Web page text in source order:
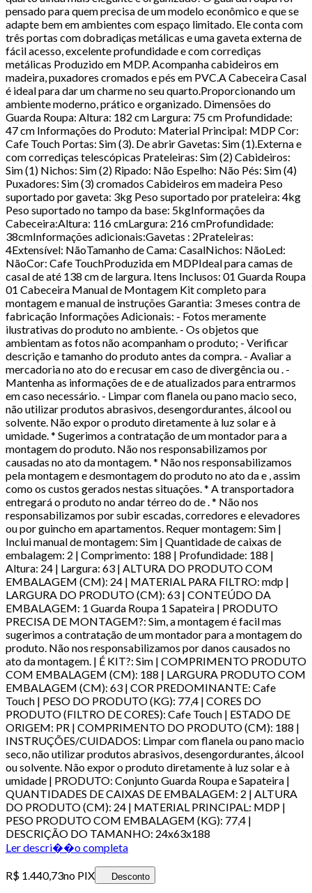
pensado para quem precisa de um modelo econômico e que se
adapte bem em ambientes com espaço limitado. Ele conta com
três portas com dobradiças metálicas e uma gaveta externa de
fácil acesso, excelente profundidade e com corrediças
metálicas Produzido em MDP. Acompanha cabideiros em
madeira, puxadores cromados e pés em PVC.A Cabeceira Casal
é ideal para dar um charme no seu quarto.Proporcionando um
ambiente moderno, prático e organizado. Dimensões do
Guarda Roupa: Altura: 182 cm Largura: 75 cm Profundidade:
47 cm Informações do Produto: Material Principal: MDP Cor:
Cafe Touch Portas: Sim (3). De abrir Gavetas: Sim (1).Externa e
com corrediças telescópicas Prateleiras: Sim (2) Cabideiros:
Sim (1) Nichos: Sim (2) Ripado: Não Espelho: Não Pés: Sim (4)
Puxadores: Sim (3) cromados Cabideiros em madeira Peso
suportado por gaveta: 3kg Peso suportado por prateleira: 4kg
Peso suportado no tampo da base: 5kgInformações da
Cabeceira:Altura: 116 cmLargura: 216 cmProfundidade:
38cmInformações adicionais:Gavetas : 2Prateleiras:
4Extensível: NãoTamanho de Cama: CasalNichos: NãoLed:
NãoCor: Cafe TouchProduzida em MDPIdeal para camas de
casal de até 138 cm de largura. Itens Inclusos: 01 Guarda Roupa
01 Cabeceira Manual de Montagem Kit completo para
montagem e manual de instruções Garantia: 3 meses contra de
fabricação Informações Adicionais: - Fotos meramente
ilustrativas do produto no ambiente. - Os objetos que
ambientam as fotos não acompanham o produto; - Verificar
descrição e tamanho do produto antes da compra. - Avaliar a
mercadoria no ato do e recusar em caso de divergência ou . -
Mantenha as informações de e de atualizados para entrarmos
em caso necessário. - Limpar com flanela ou pano macio seco,
não utilizar produtos abrasivos, desengordurantes, álcool ou
solvente. Não expor o produto diretamente à luz solar e à
umidade. * Sugerimos a contratação de um montador para a
montagem do produto. Não nos responsabilizamos por
causadas no ato da montagem. * Não nos responsabilizamos
pela montagem e desmontagem do produto no ato da e , assim
como os custos gerados nestas situações. * A transportadora
entregará o produto no andar térreo do de . * Não nos
responsabilizamos por subir escadas, corredores e elevadores
ou por guincho em apartamentos. Requer montagem: Sim |
Inclui manual de montagem: Sim | Quantidade de caixas de
embalagem: 2 | Comprimento: 188 | Profundidade: 188 |
Altura: 24 | Largura: 63 | ALTURA DO PRODUTO COM
EMBALAGEM (CM): 24 | MATERIAL PARA FILTRO: mdp |
LARGURA DO PRODUTO (CM): 63 | CONTEÚDO DA
EMBALAGEM: 1 Guarda Roupa 1 Sapateira | PRODUTO
PRECISA DE MONTAGEM?: Sim, a montagem é facil mas
sugerimos a contratação de um montador para a montagem do
produto. Não nos responsabilizamos por danos causados no
ato da montagem. | É KIT?: Sim | COMPRIMENTO PRODUTO
COM EMBALAGEM (CM): 188 | LARGURA PRODUTO COM
EMBALAGEM (CM): 63 | COR PREDOMINANTE: Cafe
Touch | PESO DO PRODUTO (KG): 77,4 | CORES DO
PRODUTO (FILTRO DE CORES): Cafe Touch | ESTADO DE
ORIGEM: PR | COMPRIMENTO DO PRODUTO (CM): 188 |
INSTRUÇÕES/CUIDADOS: Limpar com flanela ou pano macio
seco, não utilizar produtos abrasivos, desengordurantes, álcool
ou solvente. Não expor o produto diretamente à luz solar e à
umidade | PRODUTO: Conjunto Guarda Roupa e Sapateira |
QUANTIDADES DE CAIXAS DE EMBALAGEM: 2 | ALTURA
DO PRODUTO (CM): 24 | MATERIAL PRINCIPAL: MDP |
PESO PRODUTO COM EMBALAGEM (KG): 77,4 |
DESCRIÇÃO DO TAMANHO: 24x63x188
Ler descri��o completa
R$ 1.440,73no PIX Desconto